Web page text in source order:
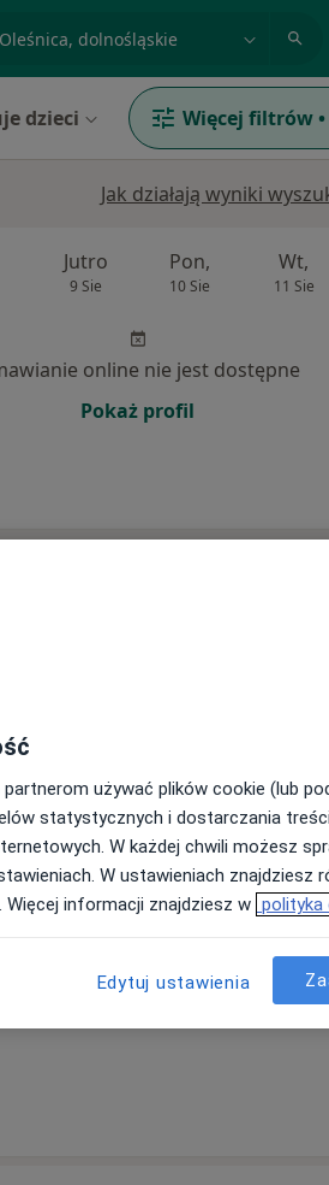
miasto lub dzielnica
dzieci Więcej filtrów •
Jak działają wyniki
Jutro
9 Sie
Pon,
10 Sie
Wt,
11 Sie
online nie jest dostępne
Pokaż profil
Twojemu wyszukiwaniu.
online nie jest dostępne
Pokaż profil
używać plików cookie (lub
statystycznych i dostarczania
W każdej chwili możesz
W ustawieniach znajdziesz
informacji znajdziesz w polityka
Edytuj ustawienia